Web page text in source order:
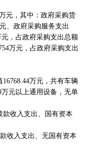
元，其中：政府采购货
、政府采购服务支出
，占政府采购支出总额
万元，占政府采购支出
万元，共有车辆
元以上通用设备，无单
款收入支出、国有资本
收入支出、无国有资本